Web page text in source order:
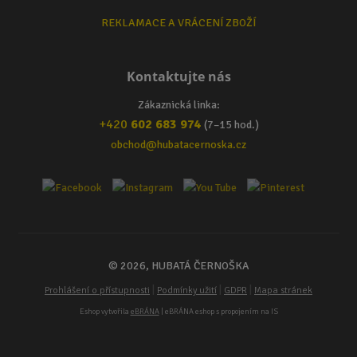
REKLAMACE A VRÁCENÍ ZBOŽÍ
Kontaktujte nás
Zákaznická linka:
+420 602 683 974 (7–15 hod.)
obchod@hubatacernoska.cz
© 2026, HUBATÁ ČERNOŠKA
Prohlášení o přístupnosti Podmínky užití GDPR Mapa stránek
Eshop vytvořila eBRÁNA| eBRÁNA eshop s propojením na IS